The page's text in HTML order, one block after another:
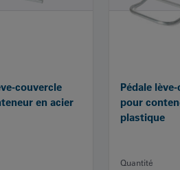
couvercle
en acier
Pédale
pour
plastique
Quantité